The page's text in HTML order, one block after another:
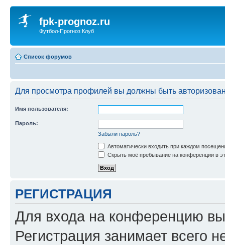
fpk-prognoz.ru
Футбол-Прогноз Клуб
Список форумов
Для просмотра профилей вы должны быть
Имя пользователя:
Пароль:
Забыли пароль?
Автоматически входить при каждом
Скрыть моё пребывание на конференции в
РЕГИСТРАЦИЯ
Для входа на конференцию
Регистрация занимает всего